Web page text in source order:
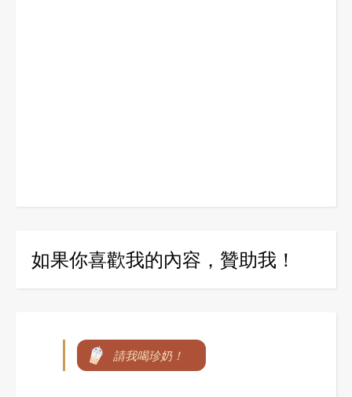
如果你喜歡我的內容，贊助我！
請我喝珍奶！